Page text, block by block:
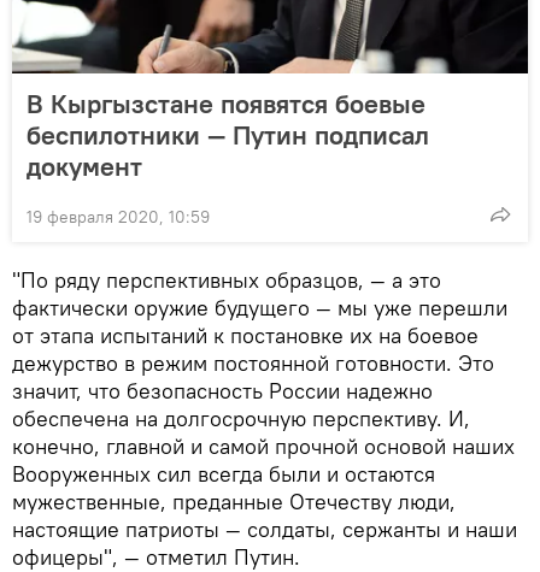
В Кыргызстане появятся боевые
беспилотники — Путин подписал
документ
19 февраля 2020, 10:59
"По ряду перспективных образцов, — а это
фактически оружие будущего — мы уже перешли
от этапа испытаний к постановке их на боевое
дежурство в режим постоянной готовности. Это
значит, что безопасность России надежно
обеспечена на долгосрочную перспективу. И,
конечно, главной и самой прочной основой наших
Вооруженных сил всегда были и остаются
мужественные, преданные Отечеству люди,
настоящие патриоты — солдаты, сержанты и наши
офицеры", — отметил Путин.